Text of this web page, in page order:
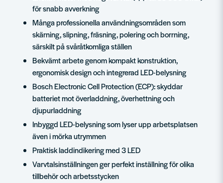
för snabb avverkning
Många professionella användningsområden som
skärning, slipning, fräsning, polering och borrning,
särskilt på svåråtkomliga ställen
Bekvämt arbete genom kompakt konstruktion,
ergonomisk design och integrerad LED-belysning
Bosch Electronic Cell Protection (ECP): skyddar
batteriet mot överladdning, överhettning och
djupurladdning
Inbyggd LED-belysning som lyser upp arbetsplatsen
även i mörka utrymmen
Praktisk laddindikering med 3 LED
Varvtalsinställningen ger perfekt inställning för olika
tillbehör och arbetsstycken